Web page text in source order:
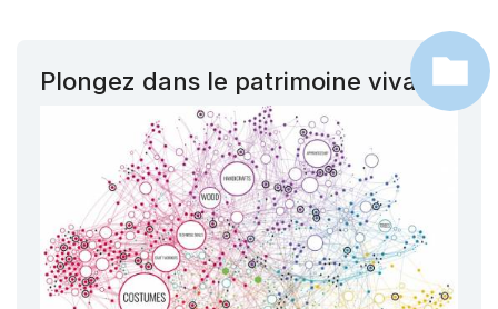
Plongez dans le patrimoine vivant !